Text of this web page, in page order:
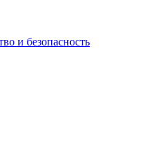
и безопасность